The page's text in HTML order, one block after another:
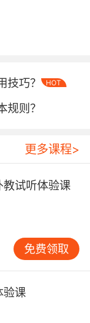
-输出"的认知
务筒）、创意
发现，多感官
"形成理论呼
空间：传统展
特色乐器模
3D投影幕布、
国桌游套装、
材。牛津大学
强调，物质文
知壁垒，这与
契合。
技巧？ HOT
规则？
更多课程>
试听体验课
免费领取
验课